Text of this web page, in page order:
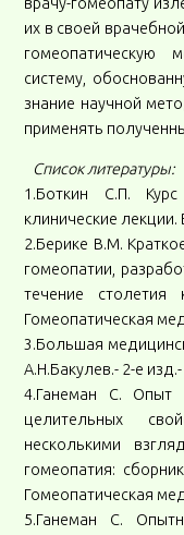
их в своей
гомеопатическую
систему,
знание научной
применять
Список литературы:
1.Боткин С.П.
клинические
2.Берике В.М.
гомеопатии,
течение столетия
Гомеопатическая
3.Большая
А.Н.Бакулев.- 2-е
4.Ганеман С. Опыт
целительных
несколькими
гомеопатия:
Гомеопатическая
5.Ганеман С.